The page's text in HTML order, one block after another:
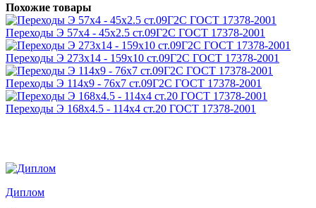
Похожие товары
Переходы Э 57х4 - 45х2.5 ст.09Г2С ГОСТ 17378-2001
Переходы Э 273х14 - 159х10 ст.09Г2С ГОСТ 17378-2001
Переходы Э 114х9 - 76х7 ст.09Г2С ГОСТ 17378-2001
Переходы Э 168х4.5 - 114х4 ст.20 ГОСТ 17378-2001
Диплом